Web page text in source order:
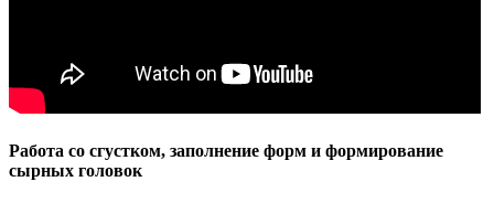
Работа со сгустком, заполнение форм и формирование
сырных головок